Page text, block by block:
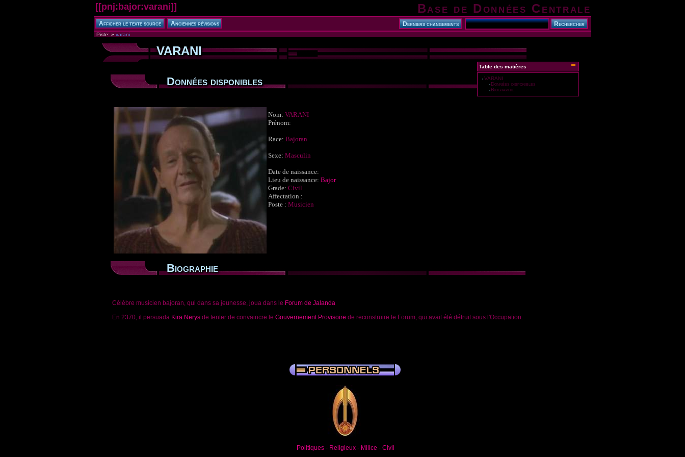
[[pnj:bajor:varani]] Base de Données Centrale
Piste: » varani
Table des matières
VARANI
Données disponibles
Biographie
VARANI
Données disponibles
Nom: VARANI
Prénom:
Race: Bajoran
Sexe: Masculin
Date de naissance:
Lieu de naissance: Bajor
Grade: Civil
Affectation :
Poste : Musicien
Biographie
Célèbre musicien bajoran, qui dans sa jeunesse, joua dans le Forum de Jalanda
En 2370, il persuada Kira Nerysde tenter de convaincre le Gouvernement Provisoire de reconstruire le Forum, qui avait été détruit sous l'Occupation.
Politiques- Religieux- Milice - Civil